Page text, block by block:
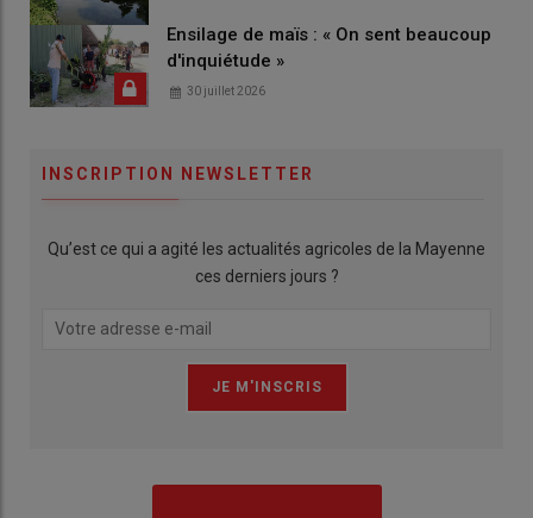
Ensilage de maïs : « On sent beaucoup
d'inquiétude »
30 juillet 2026
INSCRIPTION NEWSLETTER
Qu’est ce qui a agité les actualités agricoles de la Mayenne
ces derniers jours ?